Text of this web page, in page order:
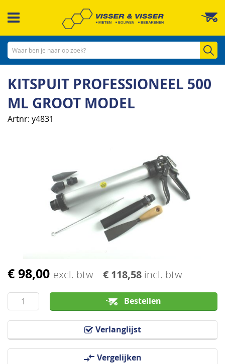
naar
inhoud
KITSPUIT PROFESSIONEEL 500
ML GROOT MODEL
Artnr y4831
€ 98,00 excl. btw € 118,58 incl. btw
Bestellen
Verlanglijst
Vergelijken
afbeeldingen-
Ga
het
begin
van